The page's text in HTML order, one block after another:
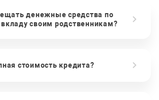
денежные средства по
своим родственникам?
стоимость кредита?